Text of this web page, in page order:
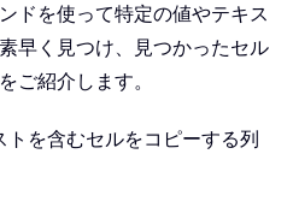
ドを使って特定の値やテキス
早く見つけ、見つかったセル
ご紹介します。
トを含むセルをコピーする列